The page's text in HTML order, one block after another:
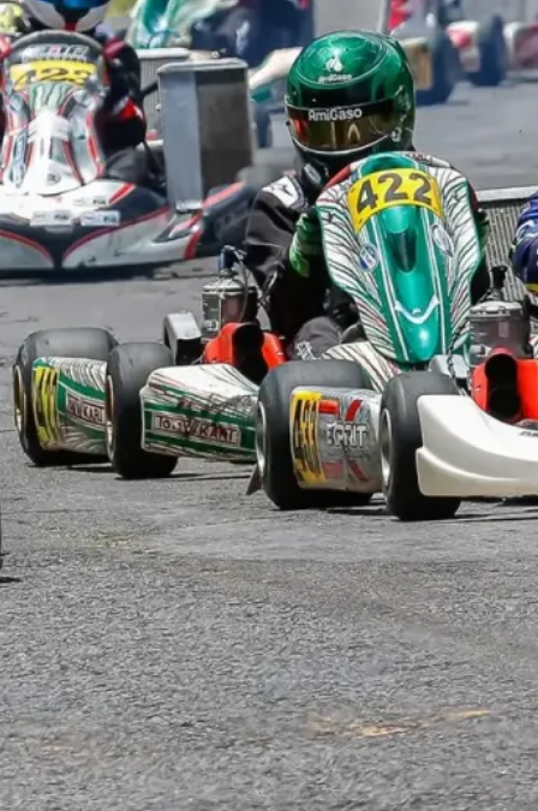
El México GP presenta a Michel
Jourdain Jr. como embajador
de la edición 2026
¡Síguenos!
Facebook